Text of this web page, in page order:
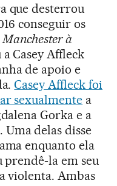
que desterrou
conseguir os
Manchester à
Casey Affleck
de apoio e
Casey Affleck foi
sexualmente a
Gorka e a
delas disse
enquanto ela
la em seu
violenta. Ambas